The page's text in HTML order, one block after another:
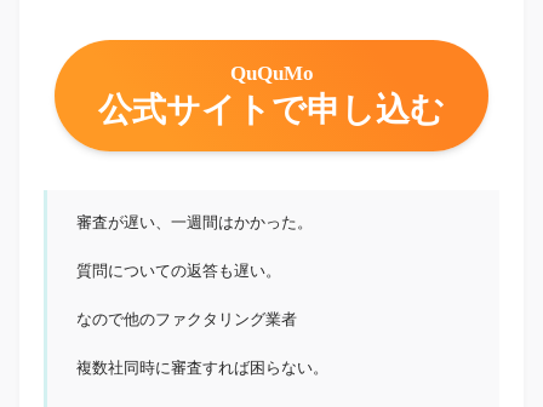
QuQuMo
公式サイトで申し込む
審査が遅い、一週間はかかった。
質問についての返答も遅い。
なので他のファクタリング業者
複数社同時に審査すれば困らない。